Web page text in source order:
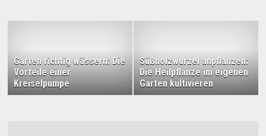
Garten richtig wässern: Die
Vorteile einer
Kreiselpumpe
Süßholzwurzel anpflanzen:
Die Heilpflanze im eigenen
Garten kultivieren